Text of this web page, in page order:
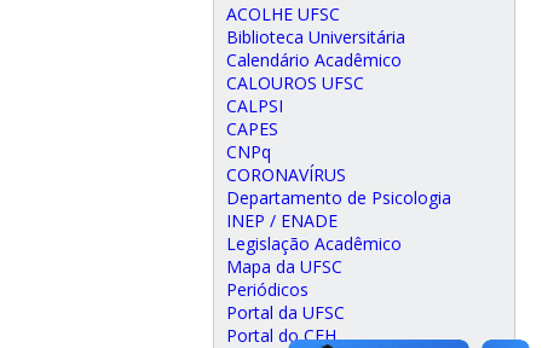
ACOLHE UFSC
Biblioteca Universitária
Calendário Acadêmico
CALOUROS UFSC
CALPSI
CAPES
CNPq
CORONAVÍRUS
Departamento de Psicologia
INEP / ENADE
Legislação Acadêmico
Mapa da UFSC
Periódicos
Portal da UFSC
Portal do CFH